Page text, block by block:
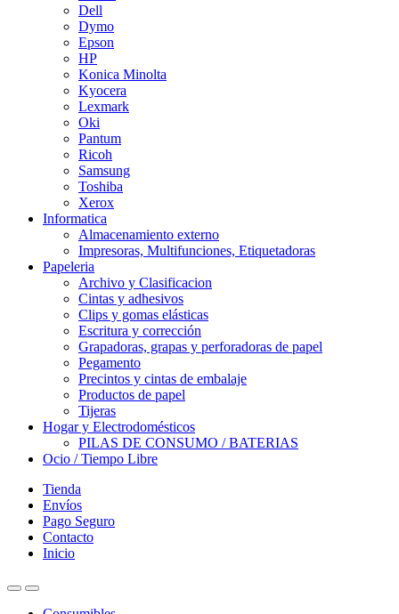
Dell
Dymo
Epson
HP
Konica Minolta
Kyocera
Lexmark
Oki
Pantum
Ricoh
Samsung
Toshiba
Xerox
Informatica
Almacenamiento externo
Impresoras, Multifunciones, Etiquetadoras
Papeleria
Archivo y Clasificacion
Cintas y adhesivos
Clips y gomas elásticas
Escritura y corrección
Grapadoras, grapas y perforadoras de papel
Pegamento
Precintos y cintas de embalaje
Productos de papel
Tijeras
Hogar y Electrodomésticos
PILAS DE CONSUMO / BATERIAS
Ocio / Tiempo Libre
Tienda
Envíos
Pago Seguro
Contacto
Inicio